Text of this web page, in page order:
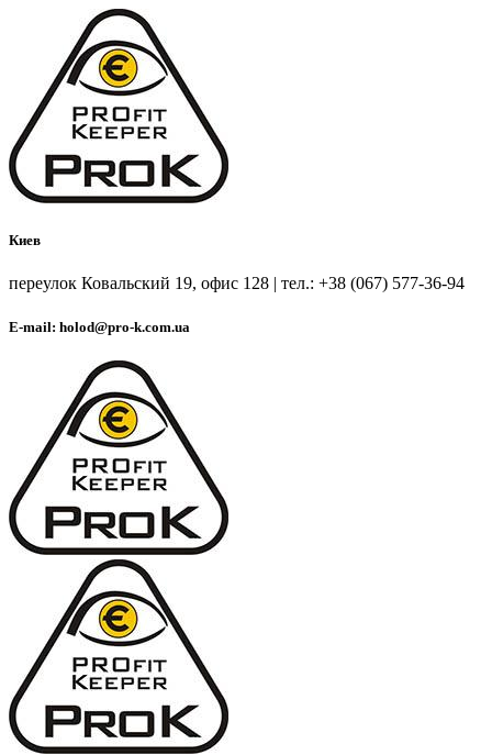
Киев
переулок Ковальский 19, офис 128 | тел.: +38 (067) 577-36-94
E-mail: holod@pro-k.com.ua